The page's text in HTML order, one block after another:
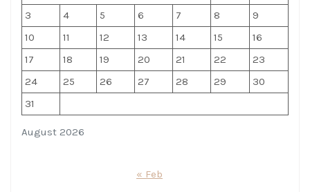
August 2026
3
4 5 6 7 8
9
10
11 12 13 14 15
16
17
18 19 20 21 22
23
24
25 26 27 28 29
30
31
« Feb